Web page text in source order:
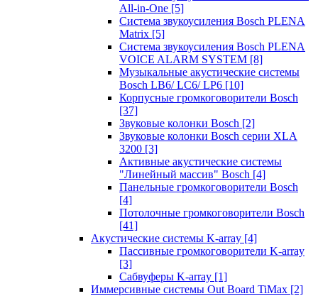
All-in-One [5]
Система звукоусиления Bosch PLENA
Matrix [5]
Система звукоусиления Bosch PLENA
VOICE ALARM SYSTEM [8]
Музыкальные акустические системы
Bosch LB6/ LC6/ LP6 [10]
Корпусные громкоговорители Bosch
[37]
Звуковые колонки Bosch [2]
Звуковые колонки Bosch серии XLA
3200 [3]
Активные акустические системы
"Линейный массив" Bosch [4]
Панельные громкоговорители Bosch
[4]
Потолочные громкоговорители Bosch
[41]
Акустические системы K-array [4]
Пассивные громкоговорители K-array
[3]
Сабвуферы K-array [1]
Иммерсивные системы Out Board TiMax [2]